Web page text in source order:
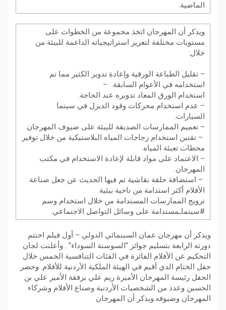
الماضية.
ويذكر أن المهرجان اتخذ مجموعة من الخطوات على
مستويات مختلفة لتعزيز استراتيجياته الداعمة للبيئة من
خلال:
– تقليل الطباعة الورقية وإعادة تدوير الكثير مما تم
استخدامه في الأعوام السابقة. –
استخدام الورق المعاد تدويره عند الحاجة.
– عدم استخدام محركات وقود الديزل في سينما
السيارات.
– تعميم الممارسات الصديقة للبيئة على ضيوف المهرجان.
– تقنين استخدام زجاجات المياه البلاستيكية من خلال توفير
محطات تعبئة المياه.
– الاعتماد على مواد قابلة لإعادة الاستخدام في مكتب
المهرجان.
– استضافة حلقة نقاشية تم فيها الحديث عن جعل صناعة
الأفلام أكثر استدامة من ناحية بيئية.
ترويج الممارسات المستدامة من خلال استخدام وسم
#سينماـمستدامة على وسائل التواصل الاجتماعي.
ويذكر أن مهرجان عمان السينمائي الدولي – أول فيلم اختتم
دورته الرابعة بتسليم جوائز “السوسنة السوداء” . وأعلنت لجان
التحكيم عن الأفلام الفائزة في الفئات التنافسية الخمس خلال
حفل الختام الذي أقيم في الهيئة الملكية الأردنية للأفلام. وحضر
الحفل رئيسة المهرجان الأميرة ريم علي برفقة الأمير علي بن
الحسين وعدد من الشخصيات الأردنية وصناع الأفلام وشركاء
المهرجان وضيوفه.ويذكر أن المهرجان